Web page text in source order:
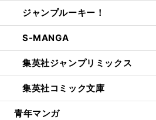
ジャンプルーキー！
S-MANGA
集英社ジャンプリミックス
集英社コミック文庫
青年マンガ